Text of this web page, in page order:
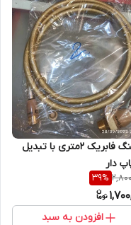
شیلنگ فابریک 2متری با تبدیل
دار
39%
افزودن به سبد